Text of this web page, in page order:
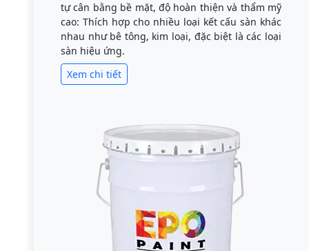
tự cân bằng bề mặt, độ hoàn thiện và thẩm mỹ
cao: Thích hợp cho nhiều loại kết cấu sàn khác
nhau như bê tông, kim loại, đặc biệt là các loại
sàn hiệu ứng.
Xem chi tiết